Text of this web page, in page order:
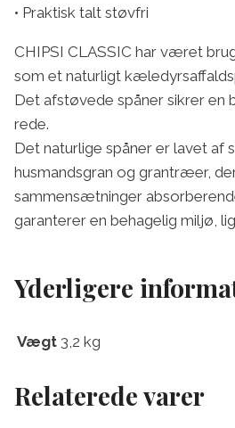
• Praktisk talt støvfri
CHIPSI CLASSIC har været
som et naturligt
Det afstøvede spåner sikrer en
rede.
Det naturlige spåner er lavet af
husmandsgran og grantræer,
sammensætninger
garanterer en behagelig miljø,
Yderligere
Vægt 3,2 kg
Relaterede varer